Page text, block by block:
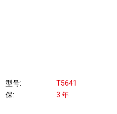
型号
T5641
保
3 年